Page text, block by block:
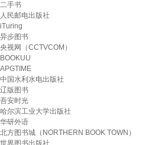
二手书
人民邮电出版社
iTuring
异步图书
央视网（CCTVCOM）
BOOKUU
APGTIME
中国水利水电出版社
辽版图书
吾安时光
哈尔滨工业大学出版社
华研外语
北方图书城（NORTHERN BOOK TOWN）
世界图书出版社